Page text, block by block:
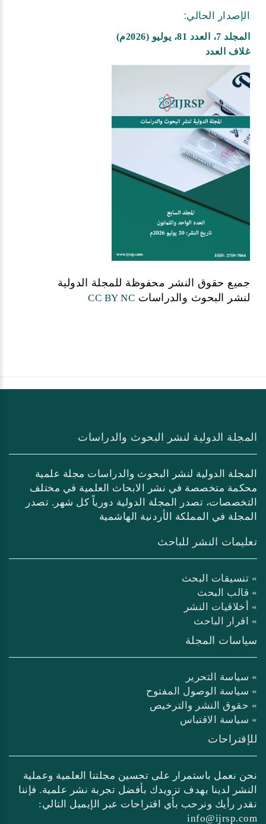
الإصدار الحالي:
المجلد 7، العدد 81، يوليو (2026م)
غلاف العدد
جميع حقوق النشر محفوظة للمجلة الدولية
لنشر البحوث والدراسات CC BY NC
المجلة الدولية لنشر البحوث والدراسات
المجلة الدولية لنشر البحوث والدراسات مجلة علمية
محكمة متخصصة في نشر الابحاث العلمية في مختلف
التخصصات، تصدر المجلة الدولية دورياً كل شهر. تصدر
المجلة في المملكة الأردنية الهاشمية
تعليمات النشر للباحث
» تنسيقات البحث
» قالب البحث
» أخلاقيات النشر
» اقرار الباحث
سياسات المجلة
» سياسة التحرير
» سياسة الوصول المفتوح
» حقوق النشر والترخيص
» سياسة الاقتباس
للإقتراحات
نحن نعمل باستمرار على تحسين مجلتنا العلمية وعملية
النشر لدينا بهدف تزويدك بأفضل تجربة نشر علمية. فإننا
نقدر رأيك ونرحب بأي اقتراحات عبر الإيميل التالي:
info@ijrsp.com